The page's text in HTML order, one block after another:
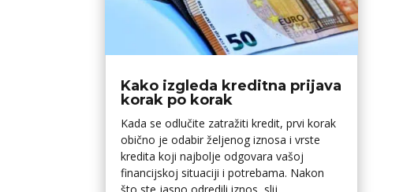
Kako izgleda kreditna prijava
korak po korak
Kada se odlučite zatražiti kredit, prvi korak
obično je odabir željenog iznosa i vrste
kredita koji najbolje odgovara vašoj
financijskoj situaciji i potrebama. Nakon